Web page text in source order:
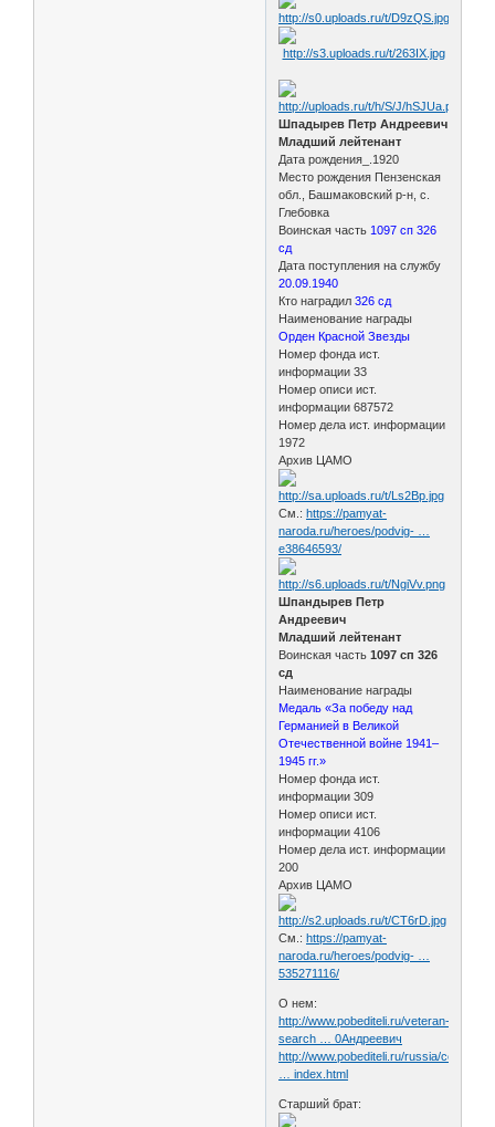
Шпадырев Петр Андреевич
Младший лейтенант
Дата рождения_.1920
Место рождения Пензенская
обл., Башмаковский р-н, с.
Глебовка
Воинская часть 1097 сп 326
сд
Дата поступления на службу
20.09.1940
Кто наградил 326 сд
Наименование награды
Орден Красной Звезды
Номер фонда ист.
информации 33
Номер описи ист.
информации 687572
Номер дела ист. информации
1972
Архив ЦАМО
См.:https://pamyat-
naroda.ru/heroes/podvig- …
e38646593/
Шпандырев Петр
Андреевич
Младший лейтенант
Воинская часть1097 сп 326
сд
Наименование награды
Медаль «За победу над
Германией в Великой
Отечественной войне 1941–
1945 гг.»
Номер фонда ист.
информации 309
Номер описи ист.
информации 4106
Номер дела ист. информации
200
Архив ЦАМО
См.:https://pamyat-
naroda.ru/heroes/podvig- …
535271116/
О нем:
http://www.pobediteli.ru/veteran-
search … 0Андреевич
http://www.pobediteli.ru/russia/center/
… index.html
Старший брат: